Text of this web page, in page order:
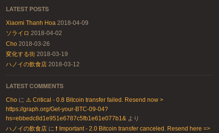
LATEST POSTS
Xiaomi Thanh Hoa 2018-04-09
ソライロ 2018-04-02
Cho 2018-03-26
変化する街 2018-03-19
ハノイの飲食店 2018-03-12
LATEST COMMENTS
Choに ⚠️ Critical - 0.8 Bitcoin transfer failed. Resend now >
https://graph.org/Get-your-BTC-09-04?
hs=ebbedc8d1e951e6787c5fb1e61e077b1&より
ハノイの飲食店に ❗ Important - 2.0 Bitcoin transfer canceled. Resend here =>